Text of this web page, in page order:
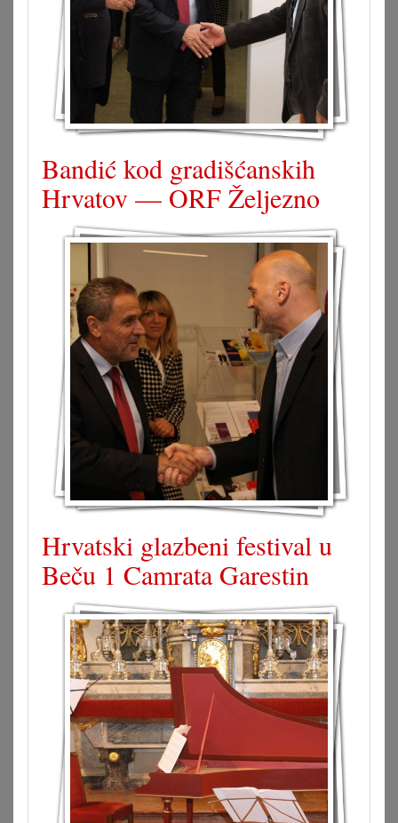
Bandić kod gradišćanskih
Hrvatov — ORF Željezno
Hrvatski glazbeni festival u
Beču 1 Camrata Garestin